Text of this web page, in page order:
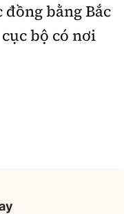
bằng Bắc
bộ có nơi